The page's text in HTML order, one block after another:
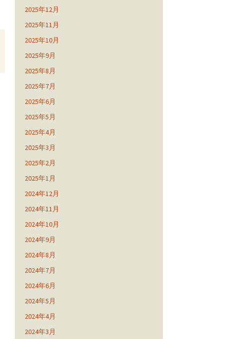
2025年12月
2025年11月
2025年10月
2025年9月
2025年8月
2025年7月
2025年6月
2025年5月
2025年4月
2025年3月
2025年2月
2025年1月
2024年12月
2024年11月
2024年10月
2024年9月
2024年8月
2024年7月
2024年6月
2024年5月
2024年4月
2024年3月